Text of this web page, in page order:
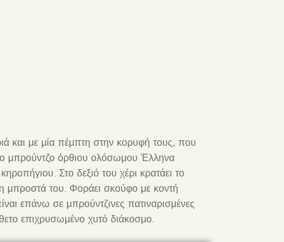
και με μία πέμπτη στην κορυφή τους, που
μπρούντζο όρθιου ολόσωμου Έλληνα
Στο δεξιό του χέρι κρατάει το
μπροστά του. Φοράει σκούφο με κοντή
επάνω σε μπρούντζινες πατιναρισμένες
επιχρυσωμένο χυτό διάκοσμο.